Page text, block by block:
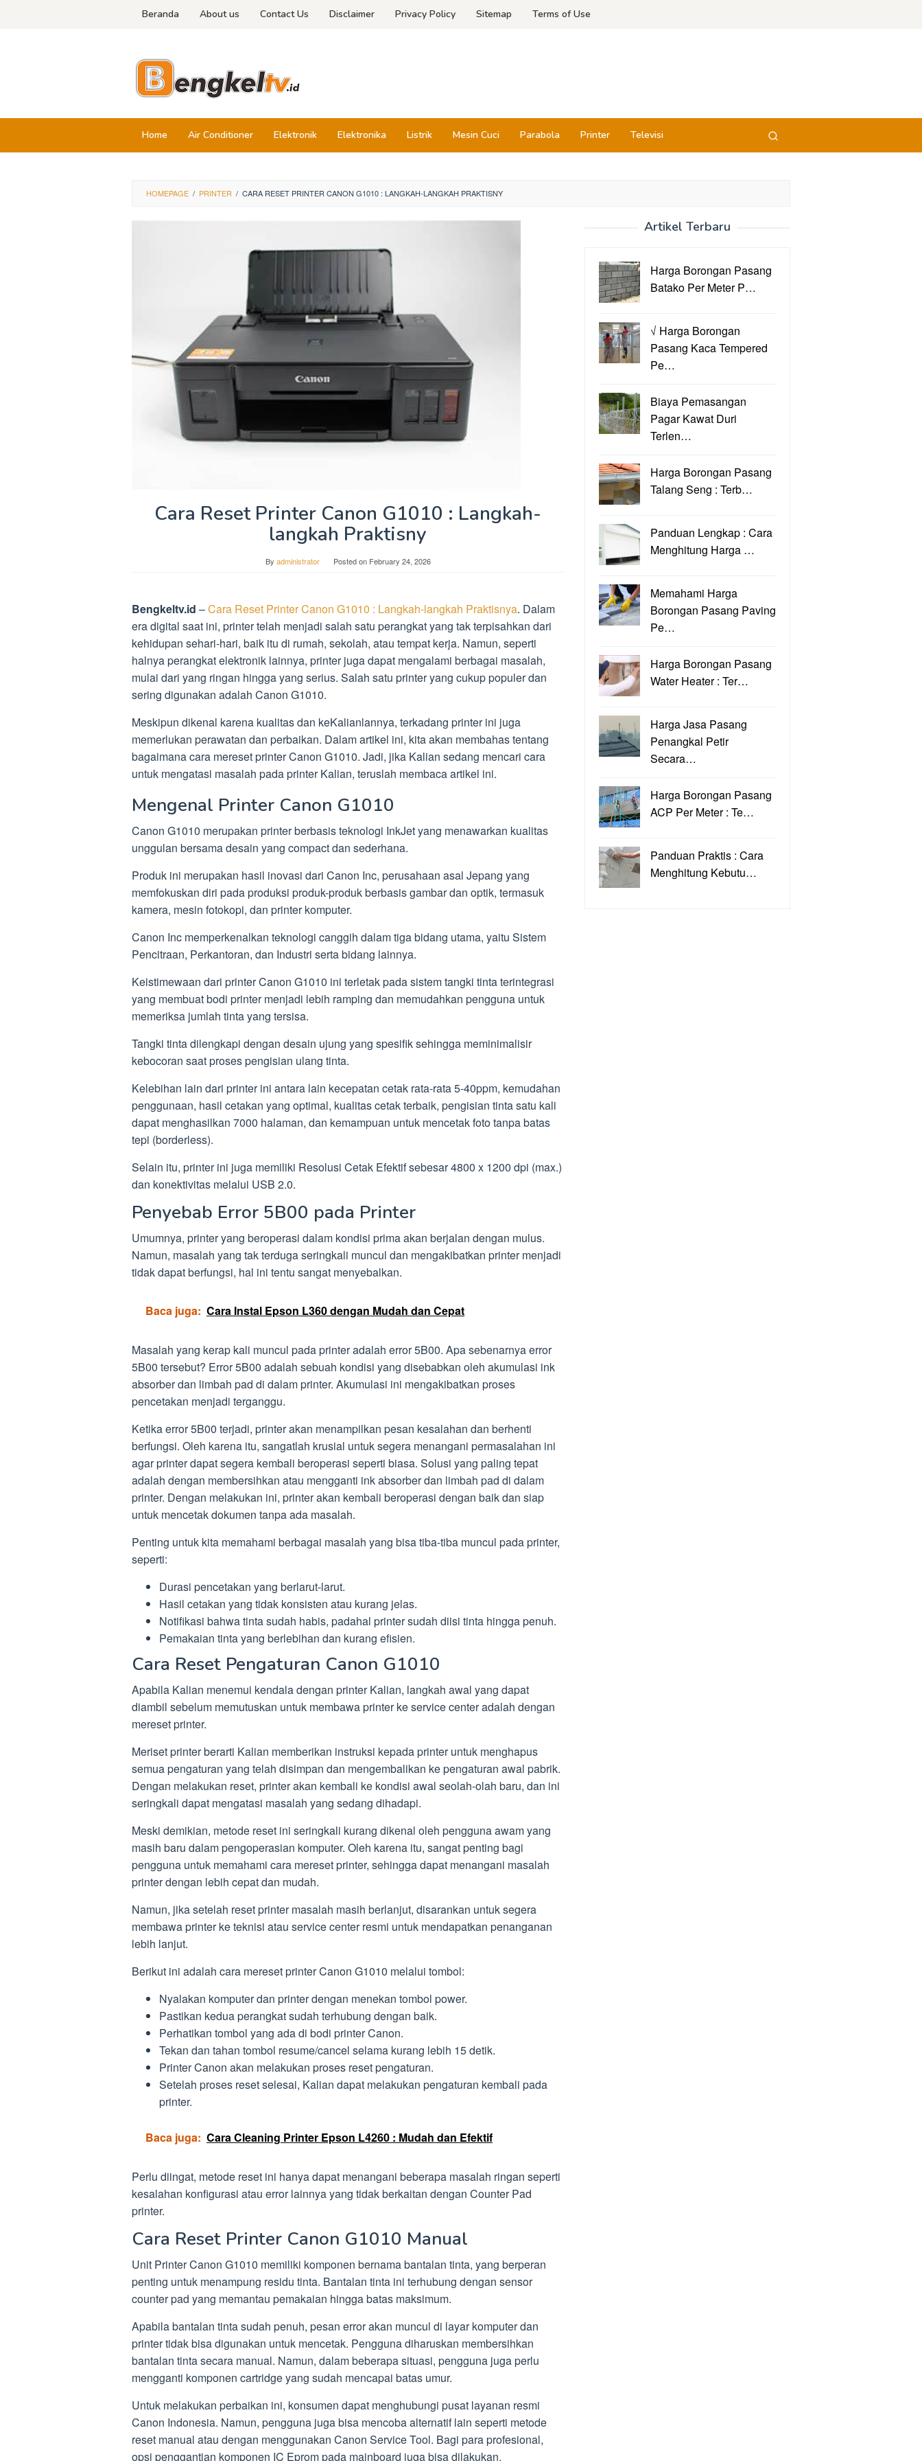
Beranda About us Contact Us Disclaimer Privacy Policy Sitemap Terms of Use
Home Air Conditioner Elektronik Elektronika Listrik Mesin Cuci Parabola Printer Televisi
HOMEPAGE / PRINTER / CARA RESET PRINTER CANON G1010 : LANGKAH-LANGKAH PRAKTISNY
Cara Reset Printer Canon G1010 : Langkah-
langkah Praktisny
By administrator Posted on February 24, 2026
Bengkeltv.id –Cara Reset Printer Canon G1010 : Langkah-langkah Praktisnya. Dalam
era digital saat ini, printer telah menjadi salah satu perangkat yang tak terpisahkan dari
kehidupan sehari-hari, baik itu di rumah, sekolah, atau tempat kerja. Namun, seperti
halnya perangkat elektronik lainnya, printer juga dapat mengalami berbagai masalah,
mulai dari yang ringan hingga yang serius. Salah satu printer yang cukup populer dan
sering digunakan adalah Canon G1010.
Meskipun dikenal karena kualitas dan keKalianlannya, terkadang printer ini juga
memerlukan perawatan dan perbaikan. Dalam artikel ini, kita akan membahas tentang
bagaimana cara mereset printer Canon G1010. Jadi, jika Kalian sedang mencari cara
untuk mengatasi masalah pada printer Kalian, teruslah membaca artikel ini.
Mengenal Printer Canon G1010
Canon G1010 merupakan printer berbasis teknologi InkJet yang menawarkan kualitas
unggulan bersama desain yang compact dan sederhana.
Produk ini merupakan hasil inovasi dari Canon Inc, perusahaan asal Jepang yang
memfokuskan diri pada produksi produk-produk berbasis gambar dan optik, termasuk
kamera, mesin fotokopi, dan printer komputer.
Canon Inc memperkenalkan teknologi canggih dalam tiga bidang utama, yaitu Sistem
Pencitraan, Perkantoran, dan Industri serta bidang lainnya.
Keistimewaan dari printer Canon G1010 ini terletak pada sistem tangki tinta terintegrasi
yang membuat bodi printer menjadi lebih ramping dan memudahkan pengguna untuk
memeriksa jumlah tinta yang tersisa.
Tangki tinta dilengkapi dengan desain ujung yang spesifik sehingga meminimalisir
kebocoran saat proses pengisian ulang tinta.
Kelebihan lain dari printer ini antara lain kecepatan cetak rata-rata 5-40ppm, kemudahan
penggunaan, hasil cetakan yang optimal, kualitas cetak terbaik, pengisian tinta satu kali
dapat menghasilkan 7000 halaman, dan kemampuan untuk mencetak foto tanpa batas
tepi (borderless).
Selain itu, printer ini juga memiliki Resolusi Cetak Efektif sebesar 4800 x 1200 dpi (max.)
dan konektivitas melalui USB 2.0.
Penyebab Error 5B00 pada Printer
Umumnya, printer yang beroperasi dalam kondisi prima akan berjalan dengan mulus.
Namun, masalah yang tak terduga seringkali muncul dan mengakibatkan printer menjadi
tidak dapat berfungsi, hal ini tentu sangat menyebalkan.
Baca juga: Cara Instal Epson L360 dengan Mudah dan Cepat
Masalah yang kerap kali muncul pada printer adalah error 5B00. Apa sebenarnya error
5B00 tersebut? Error 5B00 adalah sebuah kondisi yang disebabkan oleh akumulasi ink
absorber dan limbah pad di dalam printer. Akumulasi ini mengakibatkan proses
pencetakan menjadi terganggu.
Ketika error 5B00 terjadi, printer akan menampilkan pesan kesalahan dan berhenti
berfungsi. Oleh karena itu, sangatlah krusial untuk segera menangani permasalahan ini
agar printer dapat segera kembali beroperasi seperti biasa. Solusi yang paling tepat
adalah dengan membersihkan atau mengganti ink absorber dan limbah pad di dalam
printer. Dengan melakukan ini, printer akan kembali beroperasi dengan baik dan siap
untuk mencetak dokumen tanpa ada masalah.
Penting untuk kita memahami berbagai masalah yang bisa tiba-tiba muncul pada printer,
seperti:
Durasi pencetakan yang berlarut-larut.
Hasil cetakan yang tidak konsisten atau kurang jelas.
Notifikasi bahwa tinta sudah habis, padahal printer sudah diisi tinta hingga penuh.
Pemakaian tinta yang berlebihan dan kurang efisien.
Cara Reset Pengaturan Canon G1010
Apabila Kalian menemui kendala dengan printer Kalian, langkah awal yang dapat
diambil sebelum memutuskan untuk membawa printer ke service center adalah dengan
mereset printer.
Meriset printer berarti Kalian memberikan instruksi kepada printer untuk menghapus
semua pengaturan yang telah disimpan dan mengembalikan ke pengaturan awal pabrik.
Dengan melakukan reset, printer akan kembali ke kondisi awal seolah-olah baru, dan ini
seringkali dapat mengatasi masalah yang sedang dihadapi.
Meski demikian, metode reset ini seringkali kurang dikenal oleh pengguna awam yang
masih baru dalam pengoperasian komputer. Oleh karena itu, sangat penting bagi
pengguna untuk memahami cara mereset printer, sehingga dapat menangani masalah
printer dengan lebih cepat dan mudah.
Namun, jika setelah reset printer masalah masih berlanjut, disarankan untuk segera
membawa printer ke teknisi atau service center resmi untuk mendapatkan penanganan
lebih lanjut.
Berikut ini adalah cara mereset printer Canon G1010 melalui tombol:
Nyalakan komputer dan printer dengan menekan tombol power.
Pastikan kedua perangkat sudah terhubung dengan baik.
Perhatikan tombol yang ada di bodi printer Canon.
Tekan dan tahan tombol resume/cancel selama kurang lebih 15 detik.
Printer Canon akan melakukan proses reset pengaturan.
Setelah proses reset selesai, Kalian dapat melakukan pengaturan kembali pada
printer.
Baca juga: Cara Cleaning Printer Epson L4260 : Mudah dan Efektif
Perlu diingat, metode reset ini hanya dapat menangani beberapa masalah ringan seperti
kesalahan konfigurasi atau error lainnya yang tidak berkaitan dengan Counter Pad
printer.
Cara Reset Printer Canon G1010 Manual
Unit Printer Canon G1010 memiliki komponen bernama bantalan tinta, yang berperan
penting untuk menampung residu tinta. Bantalan tinta ini terhubung dengan sensor
counter pad yang memantau pemakaian hingga batas maksimum.
Apabila bantalan tinta sudah penuh, pesan error akan muncul di layar komputer dan
printer tidak bisa digunakan untuk mencetak. Pengguna diharuskan membersihkan
bantalan tinta secara manual. Namun, dalam beberapa situasi, pengguna juga perlu
mengganti komponen cartridge yang sudah mencapai batas umur.
Untuk melakukan perbaikan ini, konsumen dapat menghubungi pusat layanan resmi
Canon Indonesia. Namun, pengguna juga bisa mencoba alternatif lain seperti metode
reset manual atau dengan menggunakan Canon Service Tool. Bagi para profesional,
opsi penggantian komponen IC Eprom pada mainboard juga bisa dilakukan.
Artikel Terbaru
Harga Borongan Pasang
Batako Per Meter P…
√ Harga Borongan
Pasang Kaca Tempered
Pe…
Biaya Pemasangan
Pagar Kawat Duri
Terlen…
Harga Borongan Pasang
Talang Seng : Terb…
Panduan Lengkap : Cara
Menghitung Harga …
Memahami Harga
Borongan Pasang Paving
Pe…
Harga Borongan Pasang
Water Heater : Ter…
Harga Jasa Pasang
Penangkal Petir
Secara…
Harga Borongan Pasang
ACP Per Meter : Te…
Panduan Praktis : Cara
Menghitung Kebutu…